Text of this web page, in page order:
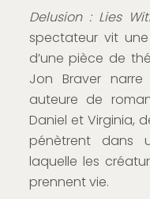
Delusion : Lies
spectateur vit
d’une pièce de
Jon Braver narre
auteure de
Daniel et Virginia,
pénètrent dans
laquelle les
prennent vie.